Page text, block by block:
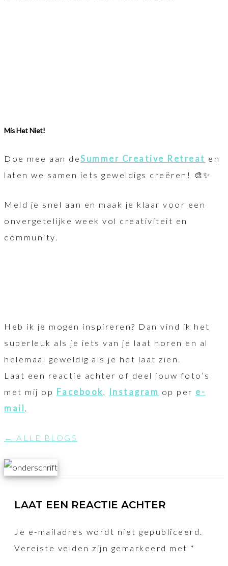
Mis Het Niet!
Doe mee aan deSummer Creative Retreat en
laten we samen iets geweldigs creëren! 🎨✨
Meld je snel aan en maak je klaar voor een
onvergetelijke week vol creativiteit en
community.
Heb ik je mogen inspireren? Dan vind ik het
superleuk als je iets van je laat horen en al
helemaal geweldig als je het laat zien.
Laat een reactie achter of deel jouw foto’s
met mij op Facebook Instagram op per e-
mail
← ALLE BLOGS
LAAT EEN REACTIE ACHTER
Je e-mailadres wordt niet gepubliceerd.
Vereiste velden zijn gemarkeerd met *